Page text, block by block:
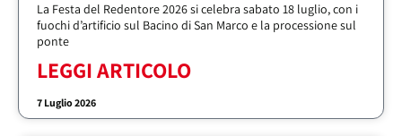
La Festa del Redentore 2026 si celebra sabato 18 luglio, con i
fuochi d’artificio sul Bacino di San Marco e la processione sul
ponte
LEGGI ARTICOLO
7 Luglio 2026